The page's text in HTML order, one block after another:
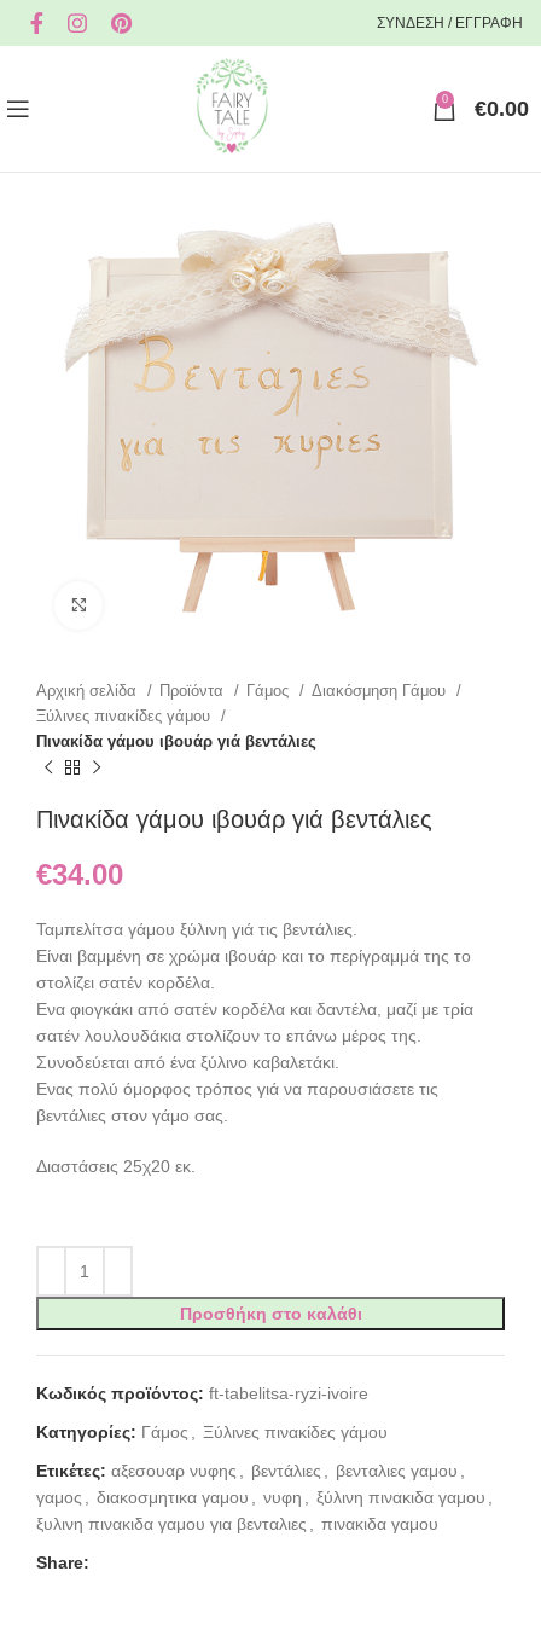
ΣΥΝΔΕΣΗ / ΕΓΓΡΑΦΗ
0 €0.00
Click to enlarge
Αρχική σελίδα Προϊόντα Γάμος
Διακόσμηση Γάμου
Ξύλινες πινακίδες γάμου
Πινακίδα γάμου ιβουάρ γιά βεντάλιες
Πινακίδα γάμου ιβουάρ γιά βεντάλιες
€34.00
Ταμπελίτσα γάμου ξύλινη γιά τις βεντάλιες.
Είναι βαμμένη σε χρώμα ιβουάρ και το περίγραμμά της το
στολίζει σατέν κορδέλα.
Ενα φιογκάκι από σατέν κορδέλα και δαντέλα, μαζί με τρία
σατέν λουλουδάκια στολίζουν το επάνω μέρος της.
Συνοδεύεται από ένα ξύλινο καβαλετάκι.
Ενας πολύ όμορφος τρόπος γιά να παρουσιάσετε τις
βεντάλιες στον γάμο σας.
Διαστάσεις 25χ20 εκ.
Προσθήκη στο καλάθι
Κωδικός προϊόντος: ft-tabelitsa-ryzi-ivoire
Κατηγορίες: Γάμος
Ξύλινες πινακίδες γάμου
Ετικέτες: αξεσουαρ νυφης βεντάλιες βενταλιες γαμου
γαμος
διακοσμητικα γαμου νυφη ξύλινη πινακιδα γαμου
ξυλινη πινακιδα γαμου για βενταλιες
πινακιδα γαμου
Share: